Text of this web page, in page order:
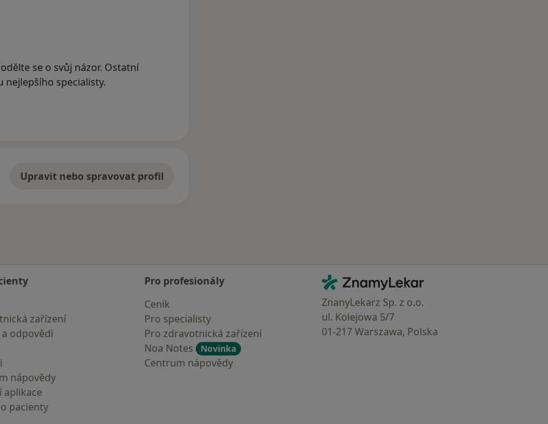
se o svůj názor. Ostatní
nejlepšího specialisty.
Upravit nebo spravovat profil
zařízení
odpovědi
nápovědy
aplikace
pacienty
Pro profesionály
Ceník
Pro specialisty
Pro zdravotnická zařízení
Noa Notes
Novinka
Centrum nápovědy
Kontakt
ZnamyLekar - Hlavní stránka
ZnanyLekarz Sp. z o.o.
ul. Kolejowa 5/7
01-217 Warszawa, Polska